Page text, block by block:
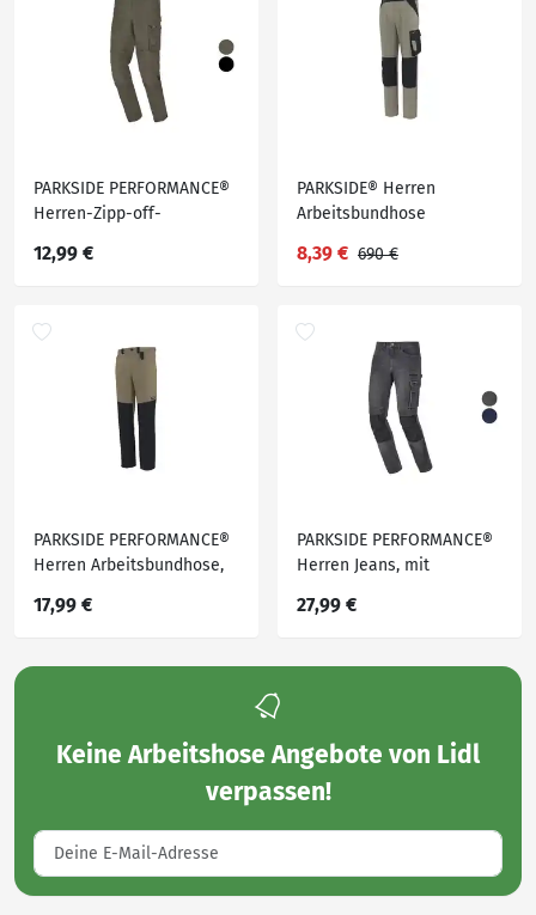
PARKSIDE PERFORMANCE®
Herren-Zipp-off-
CORDURA®-
12,99 €
PARKSIDE® Herren
Arbeitsbundhose
8,39 € 690 €
PARKSIDE PERFORMANCE®
Herren Arbeitsbundhose,
kung
17,99 €
PARKSIDE PERFORMANCE®
Herren Jeans, mit
Knieverstärkung
27,99 €
Keine Arbeitshose Angebote von Lidl
verpassen!